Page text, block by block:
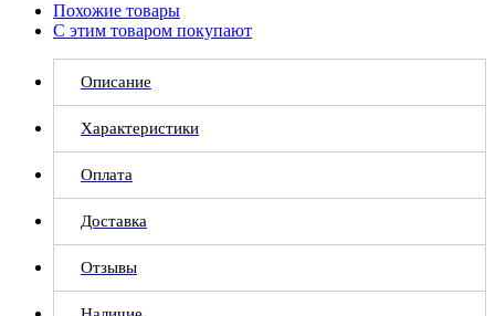
Похожие товары
С этим товаром покупают
Описание
Характеристики
Оплата
Доставка
Отзывы